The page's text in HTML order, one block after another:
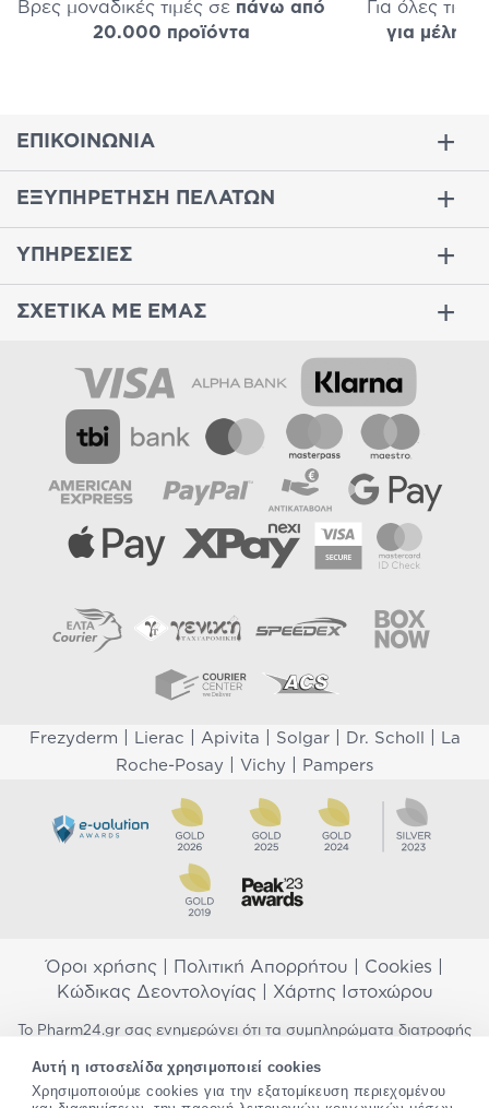
Αυτή η ιστοσελίδα χρησιμοποιεί cookies
Χρησιμοποιούμε cookies για την εξατομίκευση περιεχομένου
Βρες μοναδικές τιμές σε πάνω από
20.000 προϊόντα
Για όλες τις
για μέλη
ΕΠΙΚΟΙΝΩΝΙΑ
ΕΞΥΠΗΡΕΤΗΣΗ ΠΕΛΑΤΩΝ
ΥΠΗΡΕΣΙΕΣ
ΣΧΕΤΙΚΑ ΜΕ ΕΜΑΣ
Frezyderm Lierac Apivita Solgar| Dr. Scholl
La
Roche-Posay
Vichy Pampers
Όροι χρήσης Πολιτική Απορρήτου Cookies
Κώδικας Δεοντολογίας| Χάρτης Ιστοχώρου
Το Pharm24.gr σας ενημερώνει ότι τα συμπληρώματα διατροφής
προορίζονται για την πρόληψη, αγωγή ή θεραπεία ανθρώπινης
νόσου. Συμβουλευτείτε τον γιατρό σας εάν είστε έγκυος,